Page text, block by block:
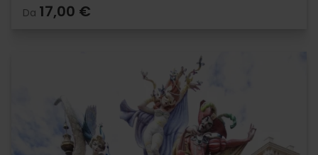
Da 17,00 €